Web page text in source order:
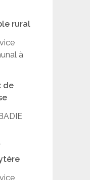
rural
à
de